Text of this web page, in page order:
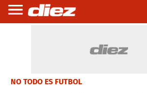
NO TODO ES FUTBOL